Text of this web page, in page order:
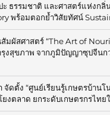
ธรรมชาติ และศาสตร์แห่งก
พร้อมตอกย้ำวิสัยทัศน์
สัมผัสศาสตร์ “The Art of
งสุขภาพ จากภูมิปัญญาซุปจีนก
ดตั้ง “ศูนย์เรียนรู้เกษตรบ้านโ
ยงตลาด ยกระดับเกษตรกรไทย